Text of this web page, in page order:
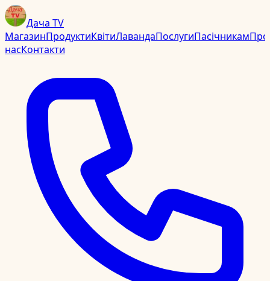
Дача TV
МагазинПродуктиКвітиЛавандаПослугиПасічникамПро
насКонтакти